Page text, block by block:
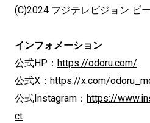
(C)2024 フジテレビジョン ビ
インフォメーション
公式HP： https://odoru.com/
公式X： https://x.com/
公式Instagram： https://
ct